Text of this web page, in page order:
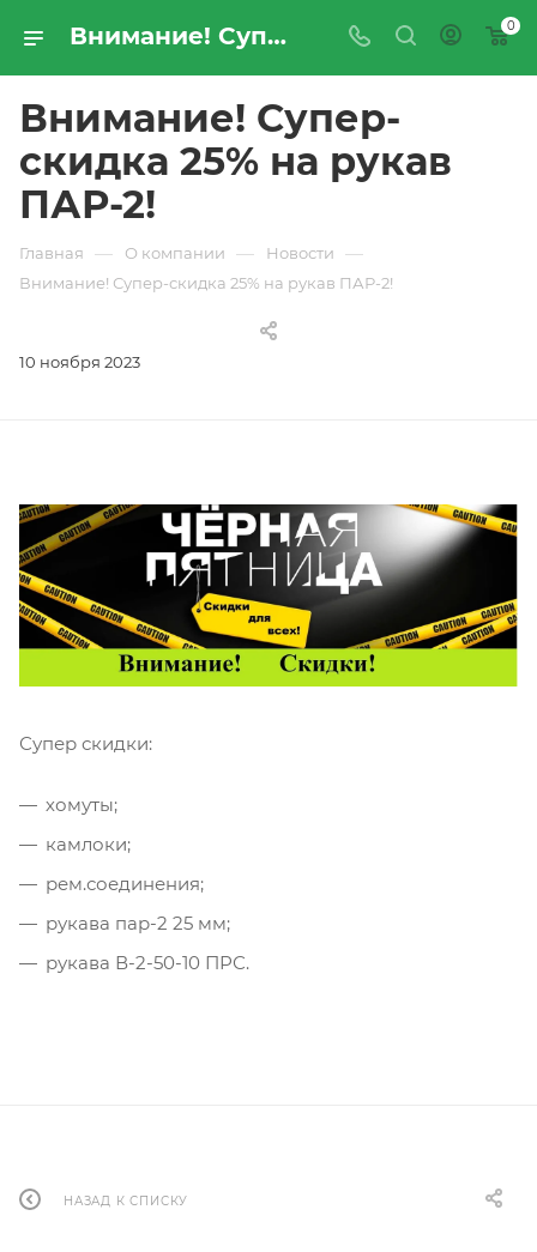
Внимание! Супер-скидка 25% на рукав ПАР-2! | Новости компании «ПРОМРЕСУРССЕРВИС» 0
Внимание! Супер-
скидка 25% на рукав
ПАР-2!
Главная — О компании — Новости —
Внимание! Супер-скидка 25% на рукав ПАР-2!
10 ноября 2023
Супер скидки:
хомуты;
камлоки;
рем.соединения;
рукава пар-2 25 мм;
рукава В-2-50-10 ПРС.
НАЗАД К СПИСКУ